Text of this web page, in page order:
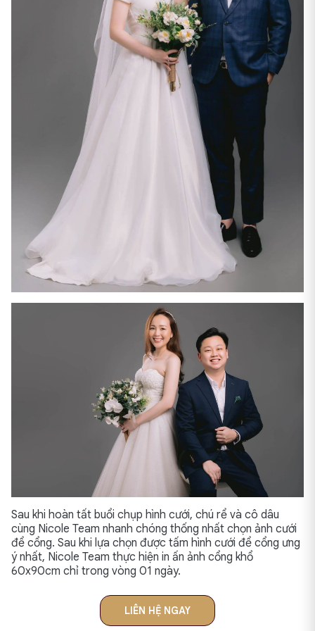
Sau khi hoàn tất buổi chụp hình cưới, chú rể và cô dâu
cùng Nicole Team nhanh chóng thống nhất chọn ảnh cưới
để cổng. Sau khi lựa chọn được tấm hình cưới để cổng ưng
ý nhất, Nicole Team thực hiện in ấn ảnh cổng khổ
60x90cm chỉ trong vòng 01 ngày.
LIÊN HỆ NGAY